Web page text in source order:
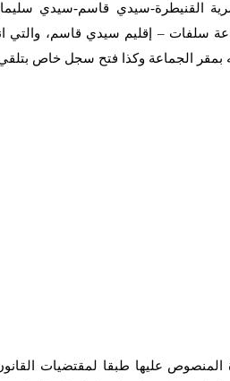
القنيطرة-سيدي قاسم-سيدي
بمقر الجماعة وكذا فتح سجل خاص